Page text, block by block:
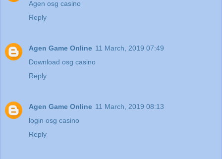
Agen osg casino
Reply
Agen Game Online 11 March, 2019 07:49
Download osg casino
Reply
Agen Game Online 11 March, 2019 08:13
login osg casino
Reply